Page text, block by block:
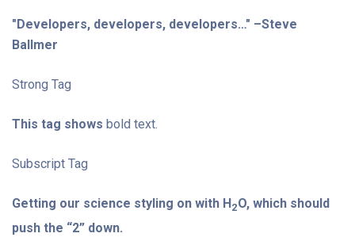
Developers, developers, developers… –Steve
Ballmer
Strong Tag
This tag shows bold text.
Subscript Tag
Getting our science styling on with H 2O, which should
push the “2” down.